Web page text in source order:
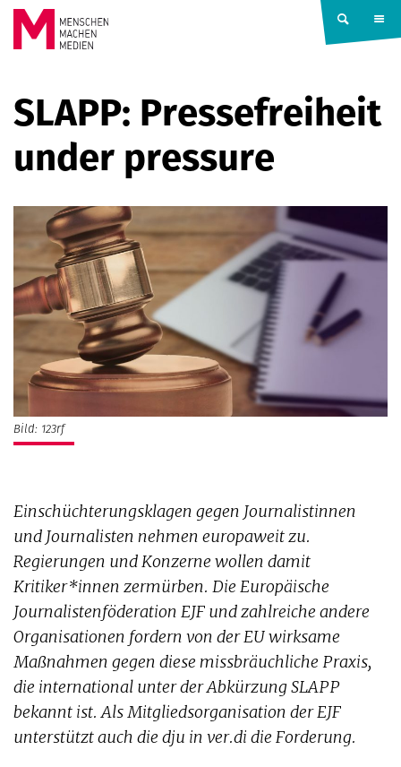
Springe zum Inhalt
MACHEN
MEDIEN
SLAPP: Pressefreiheit
under pressure
Bild: 123rf
Einschüchterungsklagen gegen Journalistinnen
und Journalisten nehmen europaweit zu.
Regierungen und Konzerne wollen damit
Kritiker*innen zermürben. Die Europäische
Journalistenföderation EJF und zahlreiche andere
Organisationen fordern von der EU wirksame
Maßnahmen gegen diese missbräuchliche Praxis,
die international unter der Abkürzung SLAPP
bekannt ist. Als Mitgliedsorganisation der EJF
unterstützt auch die dju in ver.di die Forderung.